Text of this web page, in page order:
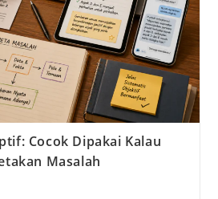
Cocok Dipakai Kalau
Masalah